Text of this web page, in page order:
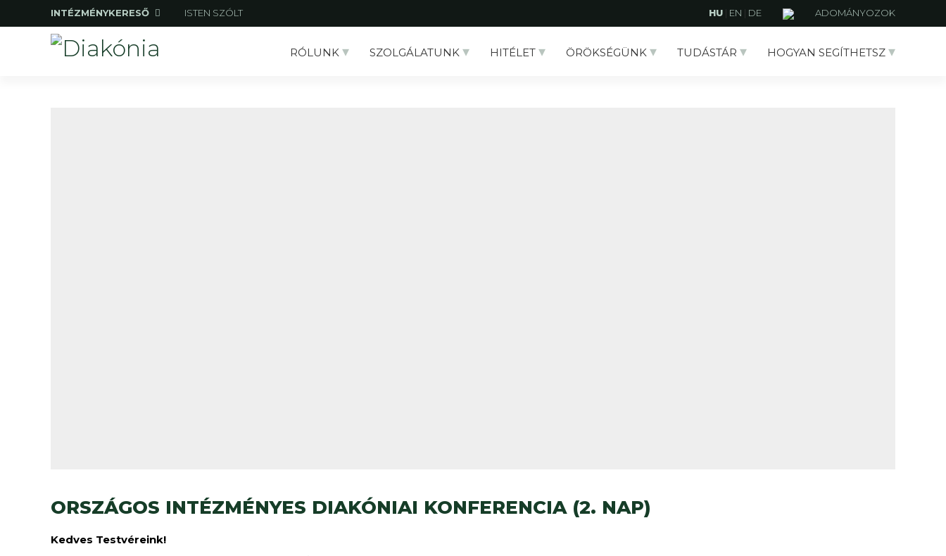
INTÉZMÉNYKERESŐ ISTEN SZÓLT HU | EN | DE ADOMÁNYOZOK
RÓLUNK SZOLGÁLATUNK HITÉLET ÖRÖKSÉGÜNK TUDÁSTÁR HOGYAN SEGÍTHETSZ
ORSZÁGOS INTÉZMÉNYES DIAKÓNIAI KONFERENCIA (2. NAP)
Kedves Testvéreink!